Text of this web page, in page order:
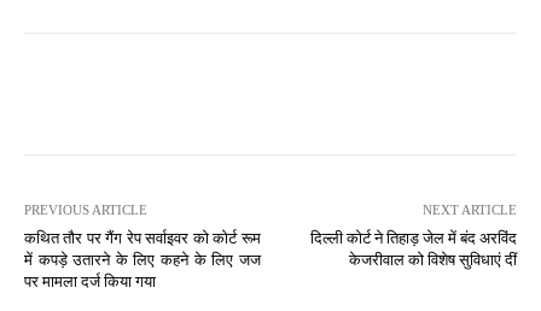
PREVIOUS ARTICLE
कथित तौर पर गैंग रेप सर्वाइवर को कोर्ट रूम
में कपड़े उतारने के लिए कहने के लिए जज
पर मामला दर्ज किया गया
NEXT ARTICLE
दिल्ली कोर्ट ने तिहाड़ जेल में बंद अरविंद
केजरीवाल को विशेष सुविधाएं दीं